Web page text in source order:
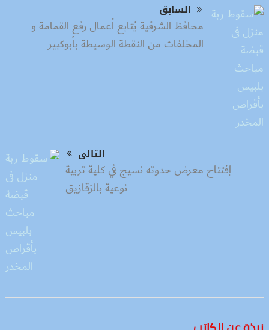
السابق
محافظ الشرقية يُتابع أعمال رفع القمامة و
المخلفات من النقطة الوسيطة بأبوكبير
التالى
إفتتاح معرض حدوته نسيج في كلية تربية
نوعية بالزقازيق